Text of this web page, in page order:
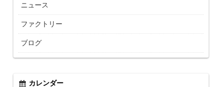
ニュース
ファクトリー
ブログ
カレンダー